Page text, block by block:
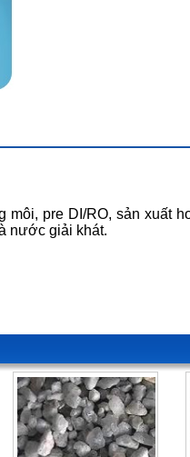
pre DI/RO, sản xuất
nước giải khát.